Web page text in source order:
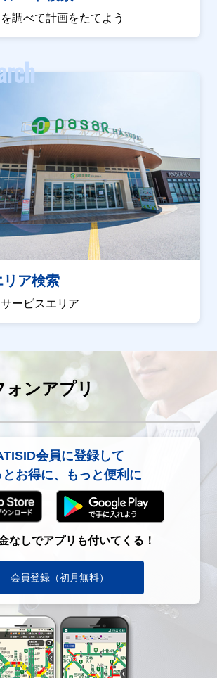
調べて計画をたてよう
ア検索
ービスエリア
ォンアプリ
会員に登録して
とお得に、もっと便利に
なしでアプリも付いてくる！
会員登録（初月無料）